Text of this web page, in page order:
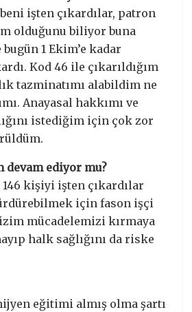
beni işten çıkardılar, patron
olduğunu biliyor buna
1 Ekim’e kadar
Kod 46 ile çıkarıldığım
tazminatımı alabildim ne
Anayasal hakkımı ve
istediğim için çok zor
devam ediyor mu?
kişiyi işten çıkardılar
için fason işçi
mücadelemizi kırmaya
halk sağlığını da riske
eğitimi almış olma şartı